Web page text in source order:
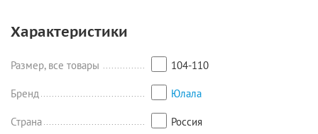
Характеристики
Размер, все товары 104-110
Бренд Юлала
Страна Россия